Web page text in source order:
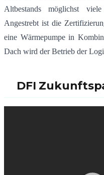
Altbestands möglichst
Angestrebt ist die
eine Wärmepumpe in
Dach wird der Betrieb der
DFI